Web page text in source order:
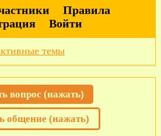
Правила
Войти
темы
вопрос (нажать)
общение (нажать)